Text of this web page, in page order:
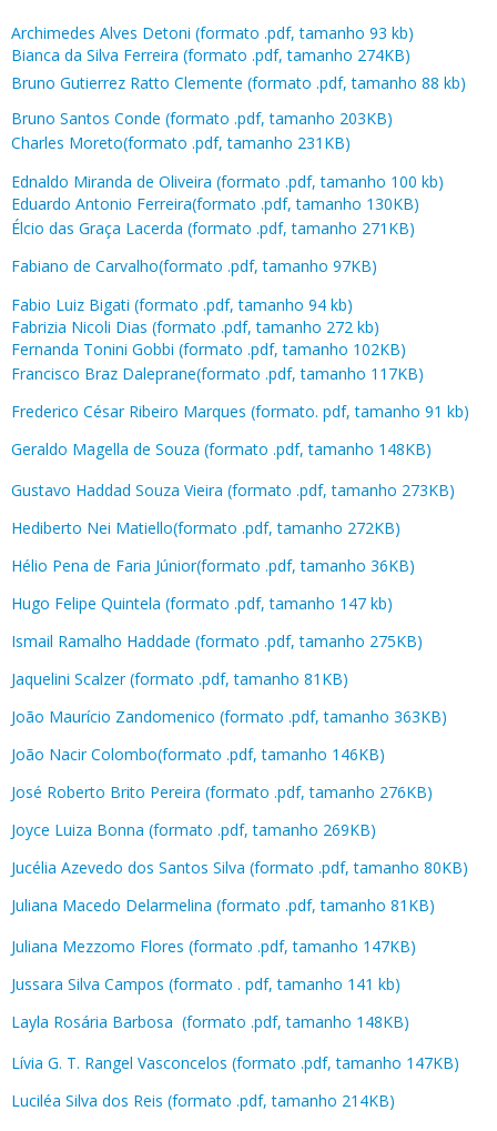
Archimedes Alves Detoni (formato .pdf, tamanho 93 kb)
Bianca da Silva Ferreira (formato .pdf, tamanho 274KB)
Bruno Gutierrez Ratto Clemente (formato .pdf, tamanho 88 kb)
Bruno Santos Conde (formato .pdf, tamanho 203KB)
Charles Moreto(formato .pdf, tamanho 231KB)
Ednaldo Miranda de Oliveira (formato .pdf, tamanho 100 kb)
Eduardo Antonio Ferreira(formato .pdf, tamanho 130KB)
Élcio das Graça Lacerda (formato .pdf, tamanho 271KB)
Fabiano de Carvalho(formato .pdf, tamanho 97KB)
Fabio Luiz Bigati (formato .pdf, tamanho 94 kb)
Fabrizia Nicoli Dias (formato .pdf, tamanho 272 kb)
Fernanda Tonini Gobbi (formato .pdf, tamanho 102KB)
Francisco Braz Daleprane(formato .pdf, tamanho 117KB)
Frederico César Ribeiro Marques (formato. pdf, tamanho 91 kb)
Geraldo Magella de Souza (formato .pdf, tamanho 148KB)
Gustavo Haddad Souza Vieira (formato .pdf, tamanho 273KB)
Hediberto Nei Matiello(formato .pdf, tamanho 272KB)
Hélio Pena de Faria Júnior(formato .pdf, tamanho 36KB)
Hugo Felipe Quintela (formato .pdf, tamanho 147 kb)
Ismail Ramalho Haddade (formato .pdf, tamanho 275KB)
Jaquelini Scalzer (formato .pdf, tamanho 81KB)
João Maurício Zandomenico (formato .pdf, tamanho 363KB)
João Nacir Colombo(formato .pdf, tamanho 146KB)
José Roberto Brito Pereira (formato .pdf, tamanho 276KB)
Joyce Luiza Bonna (formato .pdf, tamanho 269KB)
Jucélia Azevedo dos Santos Silva (formato .pdf, tamanho 80KB)
Juliana Macedo Delarmelina (formato .pdf, tamanho 81KB)
Juliana Mezzomo Flores (formato .pdf, tamanho 147KB)
Jussara Silva Campos (formato . pdf, tamanho 141 kb)
Layla Rosária Barbosa (formato .pdf, tamanho 148KB)
Lívia G. T. Rangel Vasconcelos (formato .pdf, tamanho 147KB)
Luciléa Silva dos Reis (formato .pdf, tamanho 214KB)